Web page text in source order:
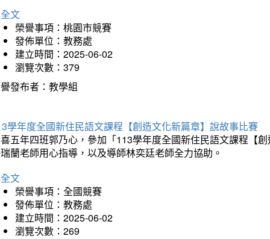
文
榮譽事項：桃園市競賽
發佈單位：教務處
建立時間：2025-06-02
瀏覽次數：379
發布者：教學組
學年度全國新住民語文課程【創造文化新篇章】說故事比賽
五年四班郭乃心，參加「113學年度全國新住民語文課程【
蘭老師用心指導，以及導師林奕廷老師全力協助。
文
榮譽事項：全國競賽
發佈單位：教務處
建立時間：2025-06-02
瀏覽次數：269